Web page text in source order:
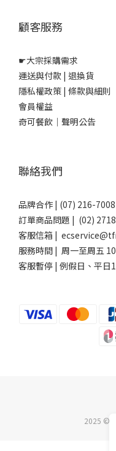
顧客服務
☛大宗採購需求
運送與付款 | 退換貨
隱私權政策 | 條款與細則
會員權益
奇可餐飲｜聲明公告
聯絡我們
品牌合作 | (07) 216-7008
訂單商品問題 | (02)
客服信箱 |
服務時間 | 周一至周五
客服暫停 | 例假日、平日
2025 ©